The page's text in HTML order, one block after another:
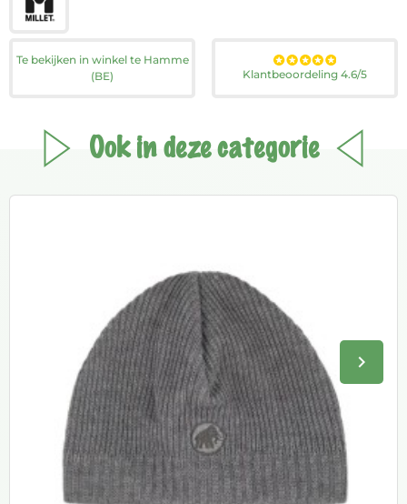
Te bekijken in winkel te Hamme
(BE)
Klantbeoordeling 4.6/5
Ook in deze categorie
keyboard_arrow_right